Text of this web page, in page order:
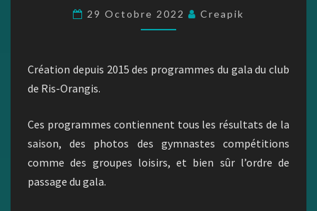
DE
RIS-
29 Octobre 2022 Creapik
Création depuis 2015 des programmes du gala du club
de Ris-Orangis.
Ces programmes contiennent tous les résultats de la
saison, des photos des gymnastes compétitions
comme des groupes loisirs, et bien sûr l’ordre de
passage du gala.